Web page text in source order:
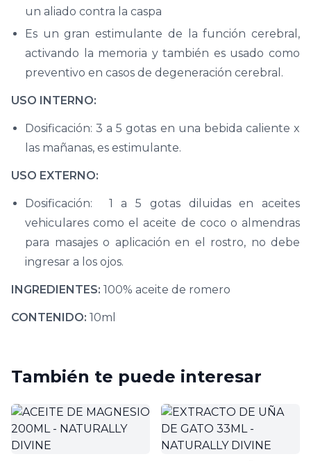
un aliado contra la caspa
Es un gran estimulante de la función cerebral,
activando la memoria y también es usado como
preventivo en casos de degeneración cerebral.
USO INTERNO:
Dosificación: 3 a 5 gotas en una bebida caliente x
las mañanas, es estimulante.
USO EXTERNO:
Dosificación: 1 a 5 gotas diluidas en aceites
vehiculares como el aceite de coco o almendras
para masajes o aplicación en el rostro, no debe
ingresar a los ojos.
INGREDIENTES: 100% aceite de romero
CONTENIDO: 10ml
También te puede interesar